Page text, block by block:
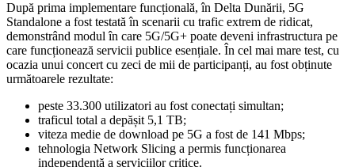
După prima implementare funcțională, în Delta Dunării, 5G
Standalone a fost testată în scenarii cu trafic extrem de ridicat,
demonstrând modul în care 5G/5G+ poate deveni infrastructura pe
care funcționează servicii publice esențiale. În cel mai mare test, cu
ocazia unui concert cu zeci de mii de participanți, au fost obținute
următoarele rezultate:
peste 33.300 utilizatori au fost conectați simultan;
traficul total a depășit 5,1 TB;
viteza medie de download pe 5G a fost de 141 Mbps;
tehnologia Network Slicing a permis funcționarea
independentă a serviciilor critice.